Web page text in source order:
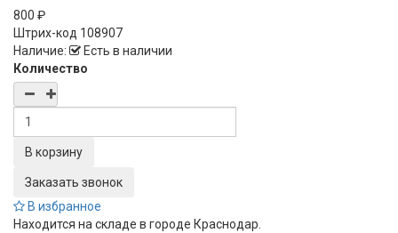
800 ₽
Штрих-код 108907
Наличие:
Есть в наличии
Количество
Заказать звонок
В избранное
Находится на складе в городе Краснодар